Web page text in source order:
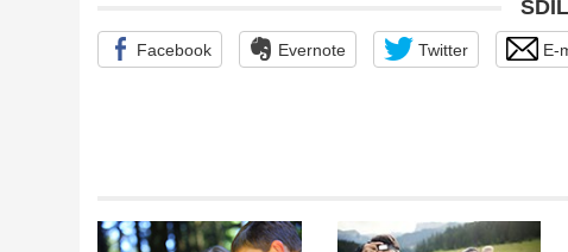
Facebook Evernote Twitter E-